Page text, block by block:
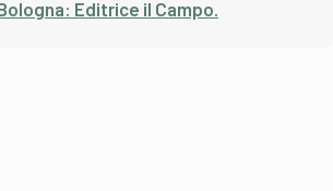
Editrice il Campo.